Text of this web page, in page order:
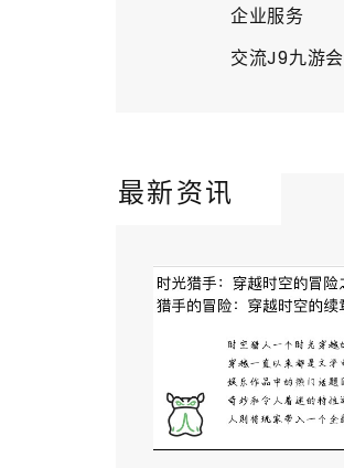
企业服务
交流J9九游会
最新资讯